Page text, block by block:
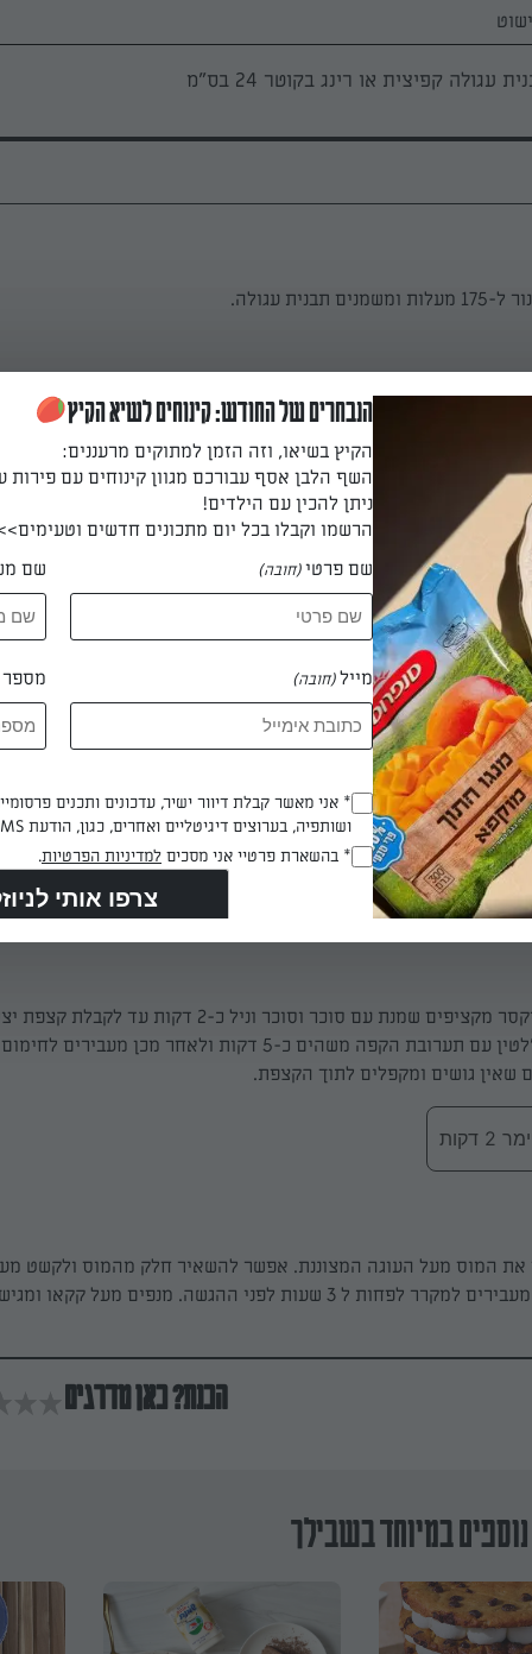
עגולה קפיצית או רינג בקוטר 24 בס"מ
עגולה.
והחמאה בסיר בינוני על אש בינונית עד שכל השוקולד נמס.
החדר.
ומבהירים מעט. מקציפים את החלבונים
החלמונים אל תוך החלבונים המוקצפים בעדינות. מוסיפים תוך כדי
דקות
או עד שהעוגה מתייצבת. מוציאים ומצננים במקרר
למוס: בקערת מיקסר מקציפים שמנת עם סוכר וסוכר וניל כ-2 דקות עד
מערבבים את הג'לטין עם תערובת הקפה משהים כ-5 דקות ולאחר מכן
שאין גושים ומקפלים לתוך הקצפת.
את המוס מעל העוגה המצוננת. אפשר להשאיר חלק מהמוס ולקשט
ל 3 שעות לפני ההגשה. מנפים מעל קקאו ומגישים.
הכנת? כאן מדרגים
במיוחד בשבילך
הנבחרים של החודש: קינוחים לשיא הקיץ
הקיץ בשיאו, וזה הזמן למתוקים מרעננים:
השף הלבן אסף עבורכם מגוון קינוחים עם פירות
ניתן להכין עם הילדים!
הרשמו וקבלו בכל יום מתכונים חדשים
שם פרטי(חובה) שם
מייל(חובה) מספר
Opt_In
(חובה)
* אני מאשר קבלת דיוור ישיר, עדכונים ותכנים
ושותפיה, בערוצים דיגיטליים ואחרים, כגון, הודעת SMS וואטסאפ, מייל
RegulationsApproved
* בהשארת פרטיי אני מסכים למדיניות הפרטיות.